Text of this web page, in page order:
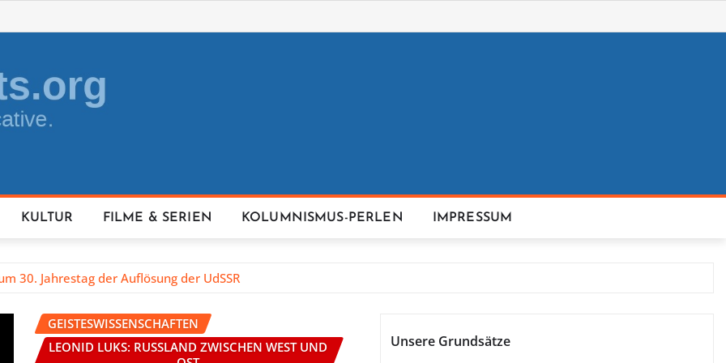
KULTUR FILME & SERIEN KOLUMNISMUS-PERLEN IMPRESSUM
30. Jahrestag der Auflösung der UdSSR
GEISTESWISSENSCHAFTEN
LEONID LUKS: RUSSLAND ZWISCHEN WEST UND
Unsere Grundsätze